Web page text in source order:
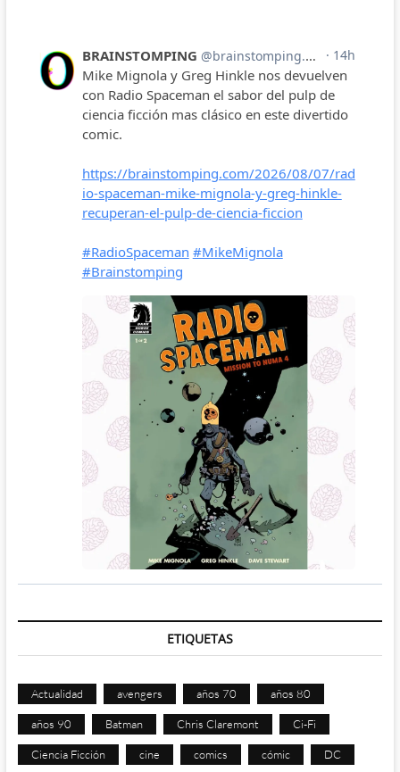
ETIQUETAS
Actualidad avengers años 70 años 80
años 90 Batman Chris Claremont Ci-Fi
Ciencia Ficción cine comics cómic DC